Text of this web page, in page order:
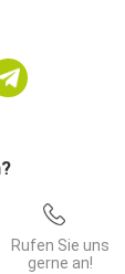
Rufen Sie uns
gerne an!